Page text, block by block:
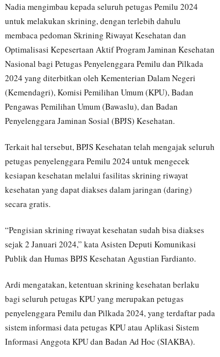
Nadia mengimbau kepada seluruh petugas Pemilu 2024
untuk melakukan skrining, dengan terlebih dahulu
membaca pedoman Skrining Riwayat Kesehatan dan
Optimalisasi Kepesertaan Aktif Program Jaminan Kesehatan
Nasional bagi Petugas Penyelenggara Pemilu dan Pilkada
2024 yang diterbitkan oleh Kementerian Dalam Negeri
(Kemendagri), Komisi Pemilihan Umum (KPU), Badan
Pengawas Pemilihan Umum (Bawaslu), dan Badan
Penyelenggara Jaminan Sosial (BPJS) Kesehatan.
Terkait hal tersebut, BPJS Kesehatan telah mengajak seluruh
petugas penyelenggara Pemilu 2024 untuk mengecek
kesiapan kesehatan melalui fasilitas skrining riwayat
kesehatan yang dapat diakses dalam jaringan (daring)
secara gratis.
“Pengisian skrining riwayat kesehatan sudah bisa diakses
sejak 2 Januari 2024,” kata Asisten Deputi Komunikasi
Publik dan Humas BPJS Kesehatan Agustian Fardianto.
Ardi mengatakan, ketentuan skrining kesehatan berlaku
bagi seluruh petugas KPU yang merupakan petugas
penyelenggara Pemilu dan Pilkada 2024, yang terdaftar pada
sistem informasi data petugas KPU atau Aplikasi Sistem
Informasi Anggota KPU dan Badan Ad Hoc (SIAKBA).